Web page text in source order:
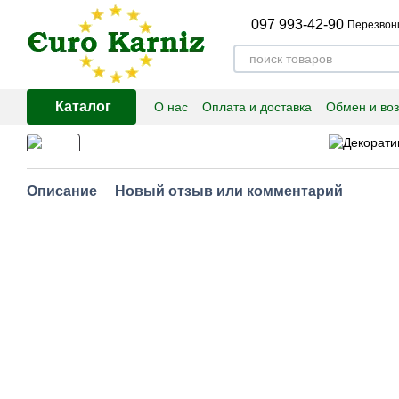
Перейти к основному контенту
097 993-42-90
Каталог О нас Оплата и доставка Обмен и
Описание Новый отзыв или комментарий